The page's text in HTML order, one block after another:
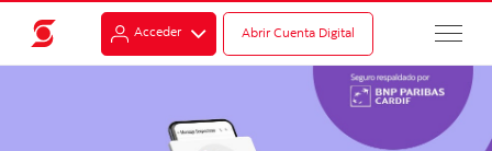
Acceder Abrir Cuenta Digital